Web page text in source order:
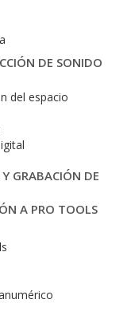
DE SONIDO
del espacio
GRABACIÓN DE
A PRO TOOLS